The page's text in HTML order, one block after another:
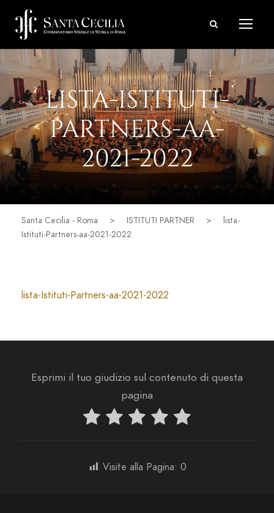
LISTA-ISTITUTI-
PARTNERS-AA-
2021-2022
Santa Cecilia - Roma > ISTITUTI PARTNER >
lista-
Istituti-Partners-aa-2021-2022
lista-Istituti-Partners-aa-2021-2022
Esprimi il tuo giudizio sul contenuto di questa
pagina
Visite alla Pagina: 0